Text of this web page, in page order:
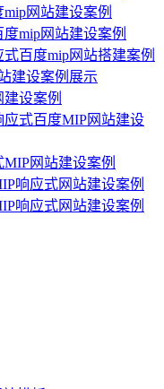
网站建设案例
mip网站建设案例
百度mip网站搭建案例
建设案例展示
设案例
式百度MIP网站建设
网站建设案例
响应式网站建设案例
响应式网站建设案例